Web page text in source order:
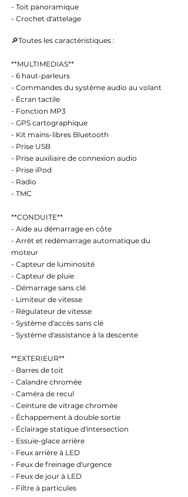
- Toit panoramique
- Crochet d'attelage
🔎Toutes les caractéristiques :
**MULTIMEDIAS**
- 6 haut-parleurs
- Commandes du système audio au volant
- Écran tactile
- Fonction MP3
- GPS cartographique
- Kit mains-libres Bluetooth
- Prise USB
- Prise auxiliaire de connexion audio
- Prise iPod
- Radio
- TMC
**CONDUITE**
- Aide au démarrage en côte
- Arrêt et redémarrage automatique du
moteur
- Capteur de luminosité
- Capteur de pluie
- Démarrage sans clé
- Limiteur de vitesse
- Régulateur de vitesse
- Système d'accès sans clé
- Système d'assistance à la descente
**EXTERIEUR**
- Barres de toit
- Calandre chromée
- Caméra de recul
- Ceinture de vitrage chromée
- Échappement à double sortie
- Éclairage statique d'intersection
- Essuie-glace arrière
- Feux arrière à LED
- Feux de freinage d'urgence
- Feux de jour à LED
- Filtre à particules